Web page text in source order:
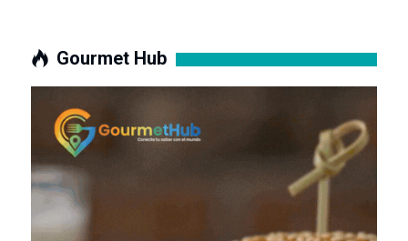
Gourmet Hub